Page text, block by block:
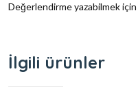
Değerlendirme yazabilmek için
İlgili ürünler